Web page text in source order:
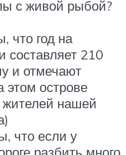
с живой рыбой?
что год на
составляет 210
и отмечают
этом острове
нашей
что если у